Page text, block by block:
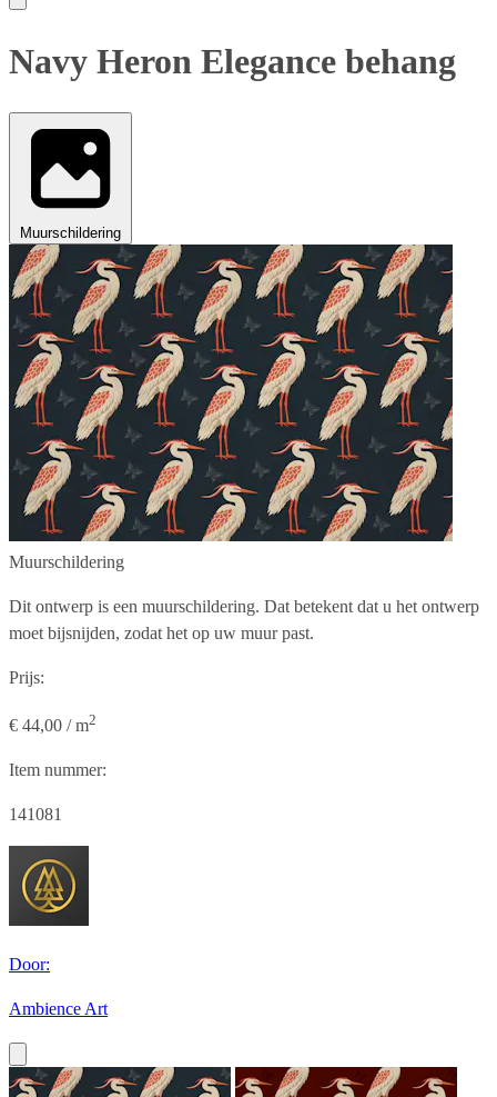
Navy Heron Elegance behang
Muurschildering
Muurschildering
Dit ontwerp is een muurschildering. Dat betekent dat u het ontwerp
moet bijsnijden, zodat het op uw muur past.
Prijs:
€ 44,00 / m2
Item nummer:
141081
Door:
Ambience Art